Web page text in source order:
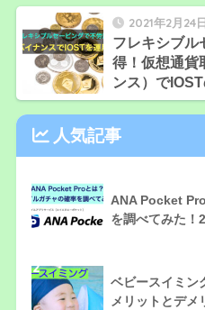
2021年2月24日
フレキシブル
得！仮想通貨
ンス）で
人気記事
ANA Pocket
を調べてみた！
2
ベビースイミン
メリットとデメ